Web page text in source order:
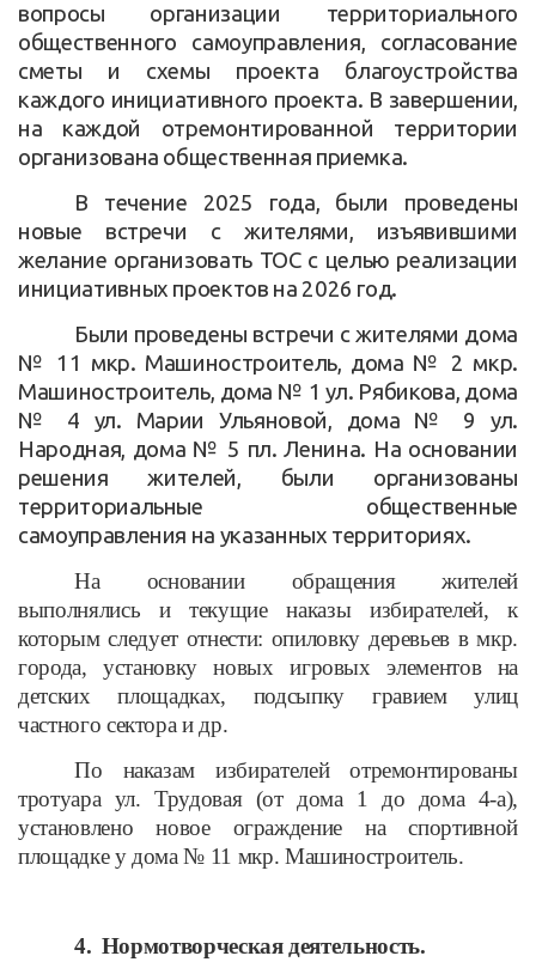
вопросы организации территориального
общественного самоуправления, согласование
сметы и схемы проекта благоустройства
каждого инициативного проекта. В завершении,
на каждой отремонтированной территории
организована общественная приемка.
В течение 2025 года, были проведены
новые встречи с жителями, изъявившими
желание организовать ТОС с целью реализации
инициативных проектов на 2026 год.
Были проведены встречи с жителями дома
№ 11 мкр. Машиностроитель, дома № 2 мкр.
Машиностроитель, дома № 1 ул. Рябикова, дома
№ 4 ул. Марии Ульяновой, дома № 9 ул.
Народная, дома № 5 пл. Ленина. На основании
решения жителей, были организованы
территориальные общественные
самоуправления на указанных территориях.
На основании обращения жителей
выполнялись и текущие наказы избирателей, к
которым следует отнести: опиловку деревьев в мкр.
города, установку новых игровых элементов на
детских площадках, подсыпку гравием улиц
частного сектора и др.
По наказам избирателей отремонтированы
тротуара ул. Трудовая (от дома 1 до дома 4-а),
установлено новое ограждение на спортивной
площадке у дома № 11 мкр. Машиностроитель.
4. Нормотворческая деятельность.